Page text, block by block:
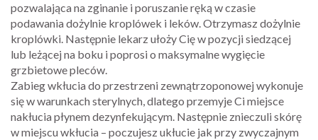
pozwalająca na zginanie i poruszanie ręką w czasie
podawania dożylnie kroplówek i leków. Otrzymasz dożylnie
kroplówki. Następnie lekarz ułoży Cię w pozycji siedzącej
lub leżącej na boku i poprosi o maksymalne wygięcie
grzbietowe pleców.
Zabieg wkłucia do przestrzeni zewnątrzoponowej wykonuje
się w warunkach sterylnych, dlatego przemyje Ci miejsce
nakłucia płynem dezynfekującym. Następnie znieczuli skórę
w miejscu wkłucia – poczujesz ukłucie jak przy zwyczajnym